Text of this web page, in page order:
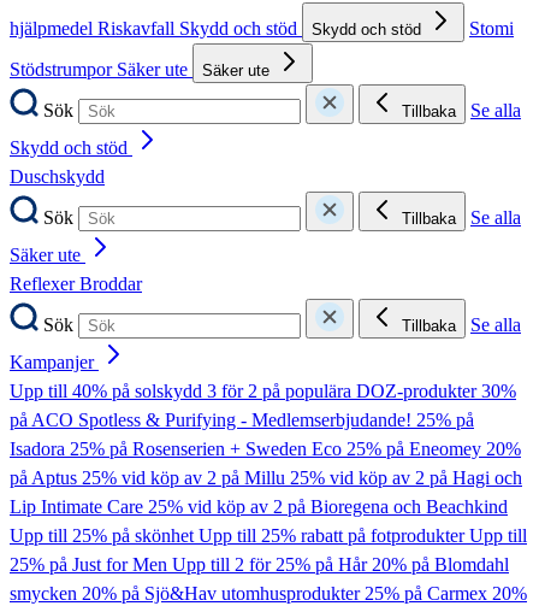
hjälpmedel Riskavfall Skydd och stöd Skydd och stöd
Stomi
Stödstrumpor Säker ute Säker ute
Sök Tillbaka
Se alla
Skydd och stöd
Duschskydd
Sök
Tillbaka
Se alla
Säker ute
ReflexerBroddar
Sök
Tillbaka
Se alla
Kampanjer
Upp till 40% på solskydd 3 för 2 på populära DOZ-produkter30%
på ACO Spotless & Purifying - Medlemserbjudande! 25% på
Isadora 25% på Rosenserien + Sweden Eco 25% på Eneomey 20%
på Aptus 25% vid köp av 2 på Millu 25% vid köp av 2 på Hagi och
Lip Intimate Care 25% vid köp av 2 på Bioregena och Beachkind
Upp till 25% på skönhetUpp till 25% rabatt på fotprodukterUpp till
25% på Just for Men Upp till 2 för 25% på Hår20% på Blomdahl
smycken 20% på Sjö&Hav utomhusprodukter25% på Carmex 20%